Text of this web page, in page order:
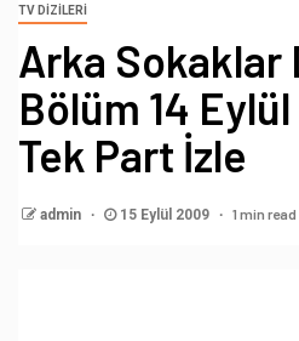
TV DIZILERI
Arka Sokaklar
Bölüm 14
Tek Part İzle
admin 15 Eylül 2009 1 min read